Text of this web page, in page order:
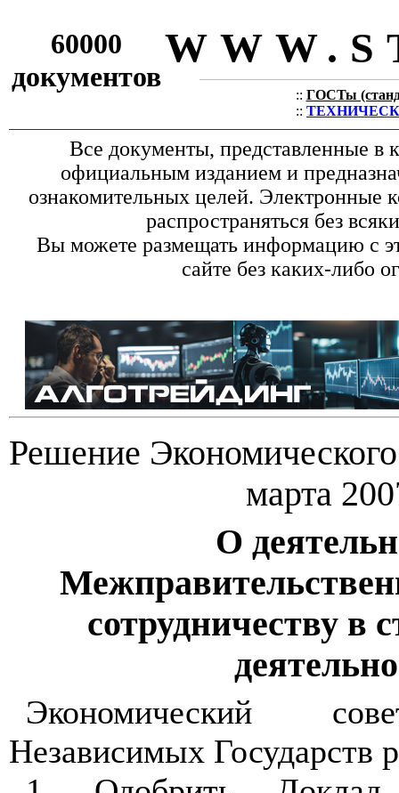
60000
документов
:: ГОСТы
::
Все документы, представленные в
официальным изданием и
ознакомительных целей. Электронные
распространяться без
Вы можете размещать информацию с
сайте без каких-либо
Решение
марта
О
сотрудничеству в
Экономический
Независимых Государств